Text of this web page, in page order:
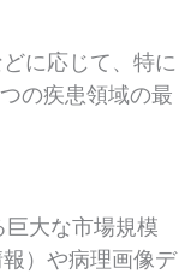
に応じて、特に
の疾患領域の最
大な市場規模
）や病理画像デ